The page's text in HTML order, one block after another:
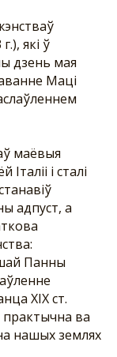
які ў
дзень мая
Маці
маёвыя
і сталі
адпуст, а
Панны
ХІХ ст.
ва
нашых землях